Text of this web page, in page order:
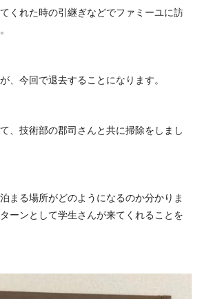
くれた時の引継ぎなどでファミーユに訪
、今回で退去することになります。
、技術部の郡司さんと共に掃除をしまし
まる場所がどのようになるのか分かりま
ーンとして学生さんが来てくれることを